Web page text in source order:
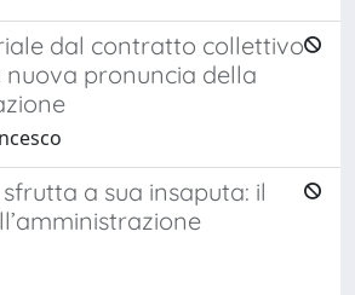
dal contratto collettivo
pronuncia della
sfrutta a sua insaputa: il